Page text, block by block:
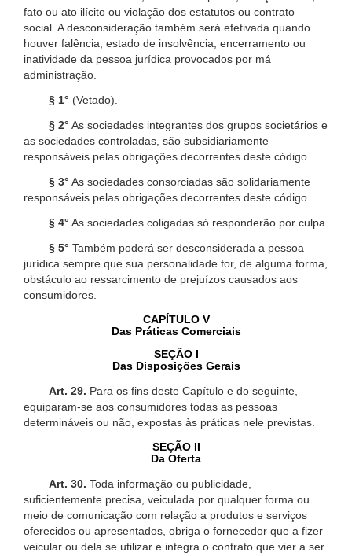
fato ou ato ilícito ou violação dos estatutos ou contrato
social. A desconsideração também será efetivada quando
houver falência, estado de insolvência, encerramento ou
inatividade da pessoa jurídica provocados por má
administração.
§ 1° (Vetado).
§ 2° As sociedades integrantes dos grupos societários e
as sociedades controladas, são subsidiariamente
responsáveis pelas obrigações decorrentes deste código.
§ 3° As sociedades consorciadas são solidariamente
responsáveis pelas obrigações decorrentes deste código.
§ 4° As sociedades coligadas só responderão por culpa.
§ 5° Também poderá ser desconsiderada a pessoa
jurídica sempre que sua personalidade for, de alguma forma,
obstáculo ao ressarcimento de prejuízos causados aos
consumidores.
CAPÍTULO V
Das Práticas Comerciais
SEÇÃO I
Das Disposições Gerais
Art. 29. Para os fins deste Capítulo e do seguinte,
equiparam-se aos consumidores todas as pessoas
determináveis ou não, expostas às práticas nele previstas.
SEÇÃO II
Da Oferta
Art. 30. Toda informação ou publicidade,
suficientemente precisa, veiculada por qualquer forma ou
meio de comunicação com relação a produtos e serviços
oferecidos ou apresentados, obriga o fornecedor que a fizer
veicular ou dela se utilizar e integra o contrato que vier a ser